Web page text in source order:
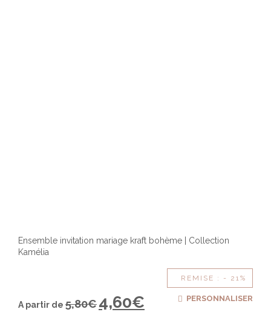
Ensemble invitation mariage kraft bohème | Collection
Kamélia
REMISE : - 21%
A partir de 5,80€4,60€ PERSONNALISER